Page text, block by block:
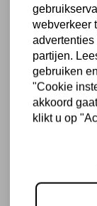
webverkeer
partijen.
gebruiken
"Cookie
akkoord
klikt u op